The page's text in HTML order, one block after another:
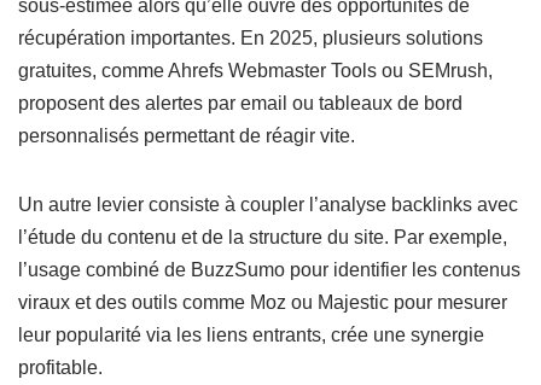
sous-estimée alors qu’elle ouvre des opportunités de
récupération importantes. En 2025, plusieurs solutions
gratuites, comme Ahrefs Webmaster Tools ou SEMrush,
proposent des alertes par email ou tableaux de bord
personnalisés permettant de réagir vite.
Un autre levier consiste à coupler l’analyse backlinks avec
l’étude du contenu et de la structure du site. Par exemple,
l’usage combiné de BuzzSumo pour identifier les contenus
viraux et des outils comme Moz ou Majestic pour mesurer
leur popularité via les liens entrants, crée une synergie
profitable.